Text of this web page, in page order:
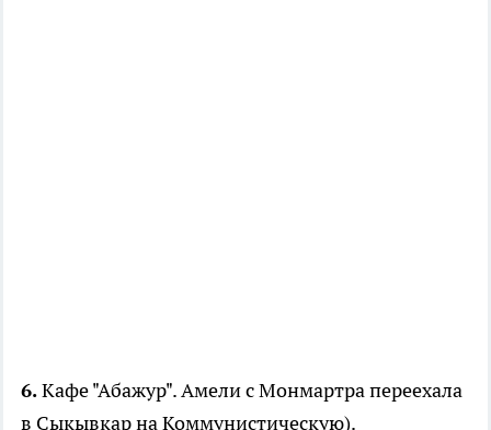
6.Кафе "Абажур". Амели с Монмартра переехала
в Сыкывкар на Коммунистическую).